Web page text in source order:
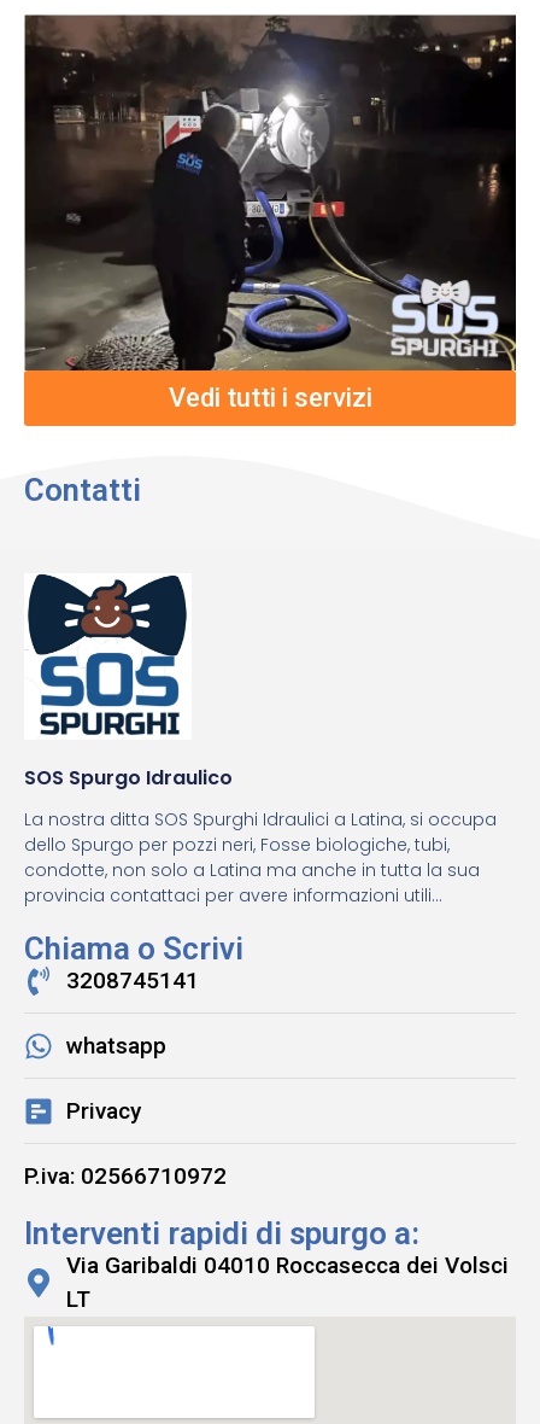
Vedi tutti i servizi
Contatti
SOS Spurgo Idraulico
La nostra ditta SOS Spurghi Idraulici a Latina, si occupa
dello Spurgo per pozzi neri, Fosse biologiche, tubi,
condotte, non solo a Latina ma anche in tutta la sua
provincia contattaci per avere informazioni utili...
Chiama o Scrivi
3208745141
whatsapp
Privacy
P.iva: 02566710972
Interventi rapidi di spurgo a:
Via Garibaldi 04010 Roccasecca dei Volsci
LT